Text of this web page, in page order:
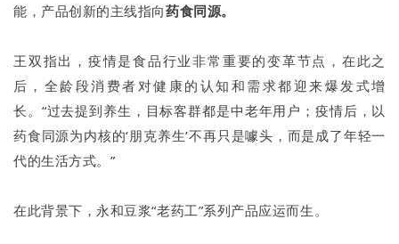
能，产品创新的主线指向药食同源。
王双指出，疫情是食品行业非常重要的变革节点，在此之
后，全龄段消费者对健康的认知和需求都迎来爆发式增
长。“过去提到养生，目标客群都是中老年用户；疫情后，以
药食同源为内核的‘朋克养生’不再只是噱头，而是成了年轻一
代的生活方式。”
在此背景下，永和豆浆“老药工”系列产品应运而生。